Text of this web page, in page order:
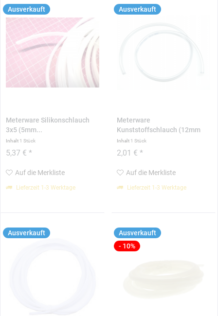
Ausverkauft
Meterware Silikonschlauch
3x5 (5mm...
Inhalt 1 Stück
5,37 € *
Auf die Merkliste
Lieferzeit 1-3 Werktage
Ausverkauft
Meterware
Kunststoffschlauch (12mm
Außen / 9mm...
Inhalt 1 Stück
2,01 € *
Auf die Merkliste
Lieferzeit 1-3 Werktage
Ausverkauft
Ausverkauft
- 10%